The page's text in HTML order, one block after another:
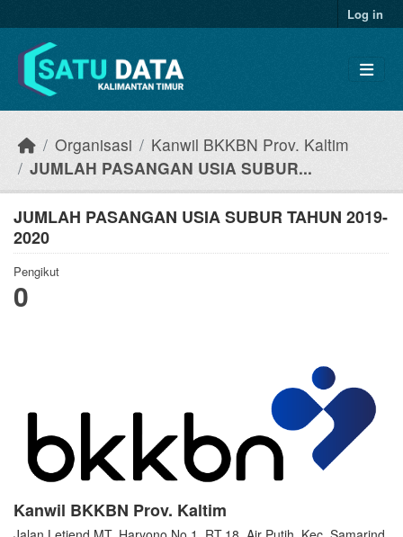
Log in
Organisasi
Kanwil BKKBN Prov. Kaltim
JUMLAH PASANGAN USIA SUBUR...
JUMLAH PASANGAN USIA SUBUR TAHUN 2019-
2020
Pengikut
0
Kanwil BKKBN Prov. Kaltim